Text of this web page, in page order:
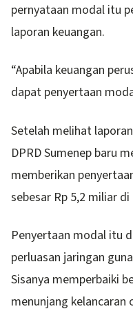
pernyataan modal itu
laporan keuangan.
“Apabila keuangan
dapat penyertaan
Setelah melihat
DPRD Sumenep baru
memberikan
sebesar Rp 5,2 miliar
Penyertaan modal itu
perluasan jaringan
Sisanya memperbaiki
menunjang kelancaran